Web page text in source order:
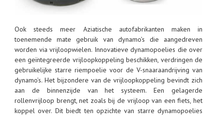
Ook steeds meer Aziatische autofabrikanten maken in
toenemende mate gebruik van dynamo’s die aangedreven
worden via vrijloopwielen. Innovatieve dynamopoelies die over
een geïntegreerde vrijloopkoppeling beschikken, verdringen de
gebruikelijke starre riempoelie voor de V-snaaraandrijving van
dynamo’s. Het bijzondere van de vrijloopkoppeling bevindt zich
aan de binnenzijde van het systeem. Een gelagerde
rollenvrijloop brengt, net zoals bij de vrijloop van een fiets, het
koppel over. Dit biedt ten opzichte van starre dynamopoelies